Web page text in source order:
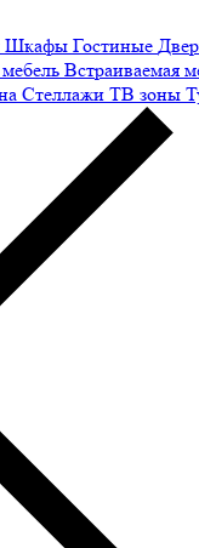
Шкафы Гостиные
Встраиваемая
Стеллажи ТВ зоны